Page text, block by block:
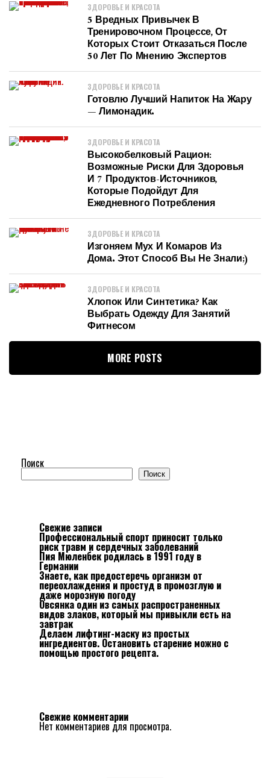
ЗДОРОВЬЕ И КРАСОТА
5 Вредных Привычек В
Тренировочном Процессе, От
Которых Стоит Отказаться После
50 Лет По Мнению Экспертов
ЗДОРОВЬЕ И КРАСОТА
Готовлю Лучший Напиток На Жару
— Лимонадик.
ЗДОРОВЬЕ И КРАСОТА
Высокобелковый Рацион:
Возможные Риски Для Здоровья
И 7 Продуктов-Источников,
Которые Подойдут Для
Ежедневного Потребления
ЗДОРОВЬЕ И КРАСОТА
Изгоняем Мух И Комаров Из
Дома. Этот Способ Вы Не Знали;)
ЗДОРОВЬЕ И КРАСОТА
Хлопок Или Синтетика? Как
Выбрать Одежду Для Занятий
Фитнесом
MORE POSTS
Поиск
Поиск
Свежие записи
Профессиональный спорт приносит только
риск травм и сердечных заболеваний
Пия Мюленбек родилась в 1991 году в
Германии
Знаете, как предостеречь организм от
переохлаждения и простуд в промозглую и
даже морозную погоду
Овсянка один из самых распространенных
видов злаков, который мы привыкли есть на
завтрак
Делаем лифтинг-маску из простых
ингредиентов. Остановить старение можно с
помощью простого рецепта.
Свежие комментарии
Нет комментариев для просмотра.